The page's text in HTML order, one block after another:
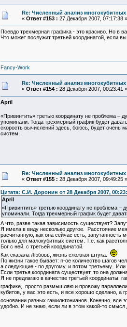
Re: Численный анализ многокубитных
« Ответ #153 : 27 Декабря 2007, 07:17:38 »
Псевдо трехмерная графика - это красиво. Но в
Что может послужит третьей координатой, если
Fancy-Work
Re: Численный анализ многокубитных
« Ответ #154 : 28 Декабря 2007, 00:23:41 »
April
«Привинтить» третью координату не проблема –
упоминали. Тогда трехмерный график будет
скорость вычислений здесь, боюсь, будет очень
систем.
Re: Численный анализ многокубитных
« Ответ #155 : 28 Декабря 2007, 09:49:25 »
Цитата: С.И. Доронин от 28 Декабря 2007,
April
«Привинтить» третью координату не проблема –
упоминали. Тогда трехмерный график будет
А что, разве такая зависимость существует?
Я имела в виду несколько другое. Расстояние
расчитанную, как она сейчас есть,
только для малокубитных систем. Т.е. как
Бог с ней, с третьей координатой.
Как сказала Любовь, жизнь сложная штука.
По жизни такое бывает: n-ое количество шагов
а следующие - по другому, и потом третьему.. Или
Если третья координата существует, то она
Я не предлагаю в качестве третьей координаты
графике, просто размышляю и провожу
кубитов, у вас это есть, и все хорошо сделано, а
основании разных гамильтонианов. Конечно,
удобно. И не знаю, если ли в этом какой-то смысл